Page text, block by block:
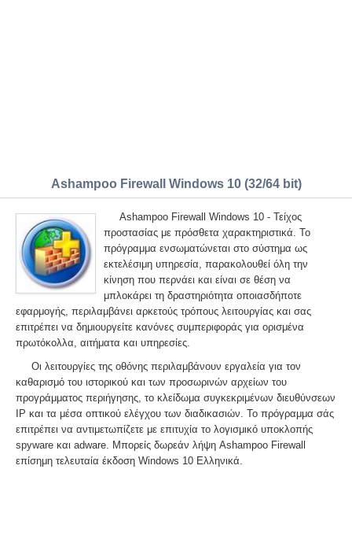
Ashampoo Firewall Windows 10 (32/64 bit)
Ashampoo Firewall Windows 10 - Τείχος
προστασίας με πρόσθετα χαρακτηριστικά. Το
πρόγραμμα ενσωματώνεται στο σύστημα ως
εκτελέσιμη υπηρεσία, παρακολουθεί όλη την
κίνηση που περνάει και είναι σε θέση να
μπλοκάρει τη δραστηριότητα οποιασδήποτε
εφαρμογής, περιλαμβάνει αρκετούς τρόπους λειτουργίας και σας
επιτρέπει να δημιουργείτε κανόνες συμπεριφοράς για ορισμένα
πρωτόκολλα, αιτήματα και υπηρεσίες.
Οι λειτουργίες της οθόνης περιλαμβάνουν εργαλεία για τον
καθαρισμό του ιστορικού και των προσωρινών αρχείων του
προγράμματος περιήγησης, το κλείδωμα συγκεκριμένων διευθύνσεων
IP και τα μέσα οπτικού ελέγχου των διαδικασιών. Το πρόγραμμα σάς
επιτρέπει να αντιμετωπίζετε με επιτυχία το λογισμικό υποκλοπής
spyware και adware. Μπορείς δωρεάν λήψη Ashampoo Firewall
επίσημη τελευταία έκδοση Windows 10 Ελληνικά.